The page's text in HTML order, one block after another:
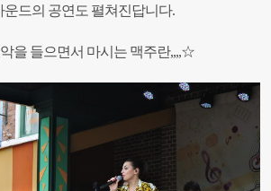
운드의 공연도 펼쳐진답니다.
을 들으면서 마시는 맥주란,,,,☆